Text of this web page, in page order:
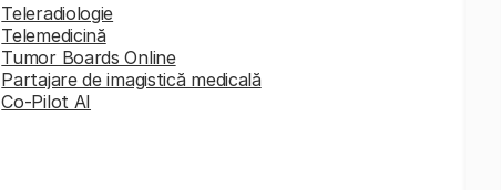
Teleradiologie
Telemedicină
Tumor Boards Online
Partajare de imagistică medicală
Co-Pilot AI